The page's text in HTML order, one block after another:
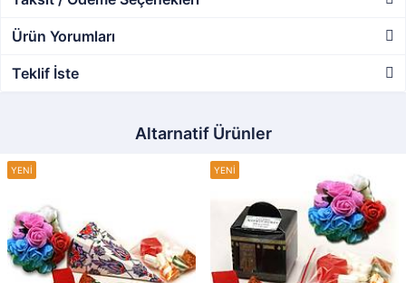
Ürün Yorumları
Teklif İste
Altarnatif Ürünler